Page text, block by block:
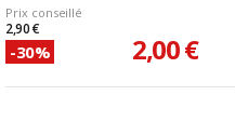
Prix conseillé
2,90 €
-30% 2,00 €